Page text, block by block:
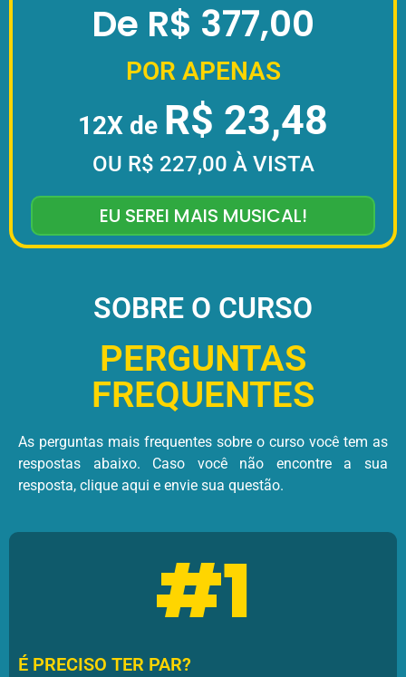
De R$ 377,00
POR APENAS
12X de R$ 23,48
OU R$ 227,00 À VISTA
EU SEREI MAIS MUSICAL!
SOBRE O CURSO
PERGUNTAS
FREQUENTES
As perguntas mais frequentes sobre o curso você tem as
respostas abaixo. Caso você não encontre a sua
resposta, clique aqui e envie sua questão.
#1
É PRECISO TER PAR?